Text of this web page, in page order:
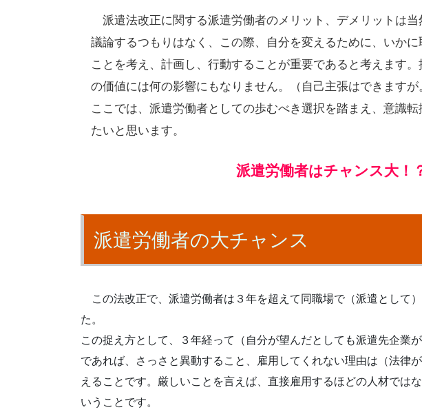
派遣法改正に関する派遣労働者のメリット、デメリットは
議論するつもりはなく、この際、自分を変えるために、いか
ことを考え、計画し、行動することが重要であると考えます
の価値には何の影響にもなりません。（自己主張はできますが
ここでは、派遣労働者としての歩むべき選択を踏まえ、意識
たいと思います。
派遣労働者はチャンス大！
派遣労働者の大チャンス
この法改正で、派遣労働者は３年を超えて同職場で（派遣として
た。
この捉え方として、３年経って（自分が望んだとしても派遣先企業
であれば、さっさと異動すること、雇用してくれない理由は（法律
えることです。厳しいことを言えば、直接雇用するほどの人材では
いうことです。